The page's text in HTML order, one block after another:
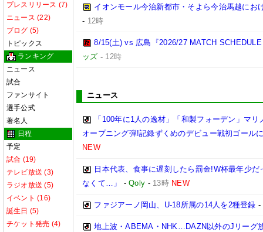
プレスリリース (7)
ニュース (22)
ブログ (5)
トピックス
ランキング
ニュース
試合
ファンサイト
選手公式
著名人
日程
予定
試合 (19)
テレビ放送 (3)
ラジオ放送 (5)
イベント (16)
誕生日 (5)
チケット発売 (4)
イオンモール今治新都市・そよら今治馬越にお
- 12時
8/15(土) vs 広島『2026/27 MATCH
ッズ - 12時
ニュース
「100年に1人の逸材」「和製フォーデン」マ
オープニング弾!記録ずくめのデビュー戦初ゴール
NEW
日本代表、食事に遅刻したら罰金!W杯最年少
なくて…」
-Qoly - 13時 NEW
ファジアーノ岡山、U-18所属の14人を2種登録 -
地上波・ABEMA・NHK…DAZN以外のJリーグ